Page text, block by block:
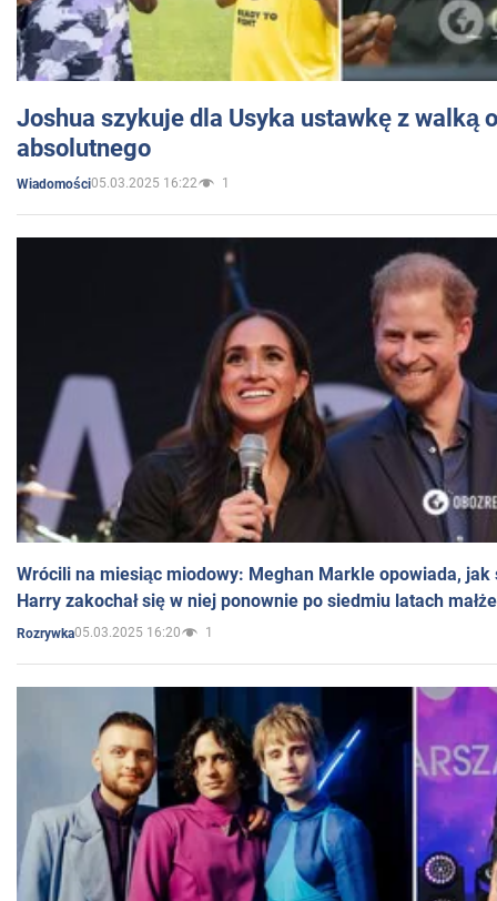
Joshua szykuje dla Usyka ustawkę z walką
absolutnego
Wiadomości05.03.2025 16:22 1
Wrócili na miesiąc miodowy: Meghan Markle opowiada, jak
Harry zakochał się w niej ponownie po siedmiu latach
Rozrywka05.03.2025 16:20 1